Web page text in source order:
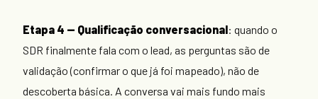
Etapa 4 — Qualificação conversacional: quando o
SDR finalmente fala com o lead, as perguntas são de
validação (confirmar o que já foi mapeado), não de
descoberta básica. A conversa vai mais fundo mais